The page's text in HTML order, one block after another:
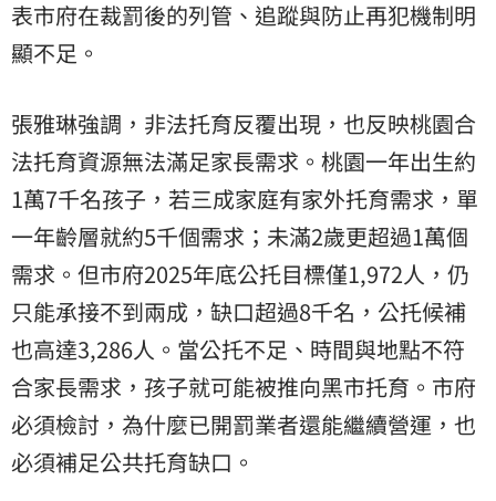
表市府在裁罰後的列管、追蹤與防止再犯機制明
顯不足。
張雅琳強調，非法托育反覆出現，也反映桃園合
法托育資源無法滿足家長需求。桃園一年出生約
1萬7千名孩子，若三成家庭有家外托育需求，單
一年齡層就約5千個需求；未滿2歲更超過1萬個
需求。但市府2025年底公托目標僅1,972人，仍
只能承接不到兩成，缺口超過8千名，公托候補
也高達3,286人。當公托不足、時間與地點不符
合家長需求，孩子就可能被推向黑市托育。市府
必須檢討，為什麼已開罰業者還能繼續營運，也
必須補足公共托育缺口。